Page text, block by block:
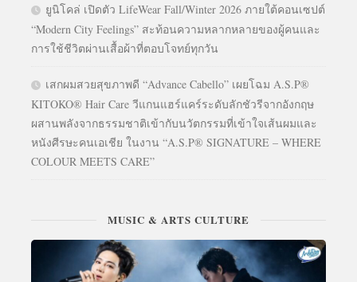
ยูนิโคล่ เปิดตัว LifeWear Fall/Winter 2026 ภายใต้คอนเซปต์
“Modern City Feelings” สะท้อนความหลากหลายของผู้คนและ
การใช้ชีวิตผ่านเสื้อผ้าที่ตอบโจทย์ทุกวัน
เสกผมสวยสุขภาพดี “Advance Cabello” เผยโฉม A.S.P®
KITOKO® Hair Care วีแกนแฮร์แคร์ระดับลักชัวรีจากอังกฤษ
ผสานพลังจากธรรมชาติเข้ากับนวัตกรรมที่เข้าใจเส้นผมและ
หนังศีรษะคนเอเชีย ในงาน “A.S.P® SIGNATURE – WHERE
COLOUR MEETS CARE”
MUSIC & ARTS CULTURE